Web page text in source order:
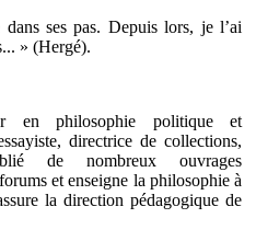
ses pas. Depuis lors, je l’ai
» (Hergé).
en philosophie politique et
directrice de collections,
de nombreux ouvrages
et enseigne la philosophie à
la direction pédagogique de